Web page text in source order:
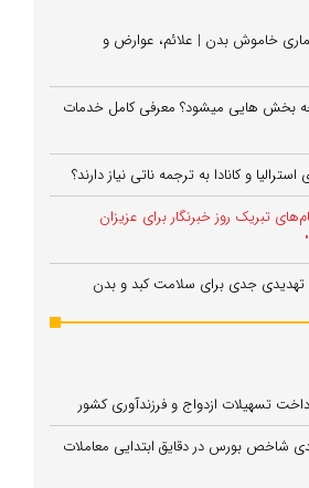
بیماری خاموش بدن | علائم، عوارض و
بخش هایی میشود؟ معرفی کامل خدمات
و کانادا به ترجمه ناتی نیاز دارند؟
تبریک روز خبرنگار برای عزیزان
تهدیدی جدی برای سلامت کبد و بدن
تسهیلات ازدواج و فرزندآوری کشور
واحدی شاخص بورس در دقایق ابتدایی معاملات